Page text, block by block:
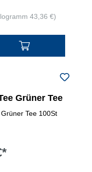
43,36 €)
Grüner Tee
Tee 100St